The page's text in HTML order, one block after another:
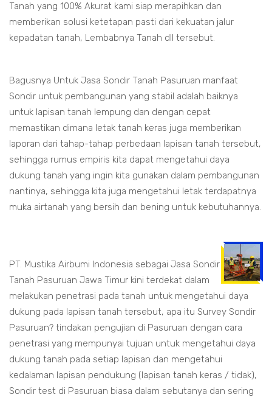
Tanah yang 100% Akurat kami siap merapihkan dan
memberikan solusi ketetapan pasti dari kekuatan jalur
kepadatan tanah, Lembabnya Tanah dll tersebut.
Bagusnya Untuk Jasa Sondir Tanah Pasuruan manfaat
Sondir untuk pembangunan yang stabil adalah baiknya
untuk lapisan tanah lempung dan dengan cepat
memastikan dimana letak tanah keras juga memberikan
laporan dari tahap-tahap perbedaan lapisan tanah tersebut,
sehingga rumus empiris kita dapat mengetahui daya
dukung tanah yang ingin kita gunakan dalam pembangunan
nantinya, sehingga kita juga mengetahui letak terdapatnya
muka airtanah yang bersih dan bening untuk kebutuhannya.
PT. Mustika Airbumi Indonesia sebagai Jasa Sondir
Tanah Pasuruan Jawa Timur kini terdekat dalam
melakukan penetrasi pada tanah untuk mengetahui daya
dukung pada lapisan tanah tersebut, apa itu Survey Sondir
Pasuruan? tindakan pengujian di Pasuruan dengan cara
penetrasi yang mempunyai tujuan untuk mengetahui daya
dukung tanah pada setiap lapisan dan mengetahui
kedalaman lapisan pendukung (lapisan tanah keras / tidak),
Sondir test di Pasuruan biasa dalam sebutanya dan sering